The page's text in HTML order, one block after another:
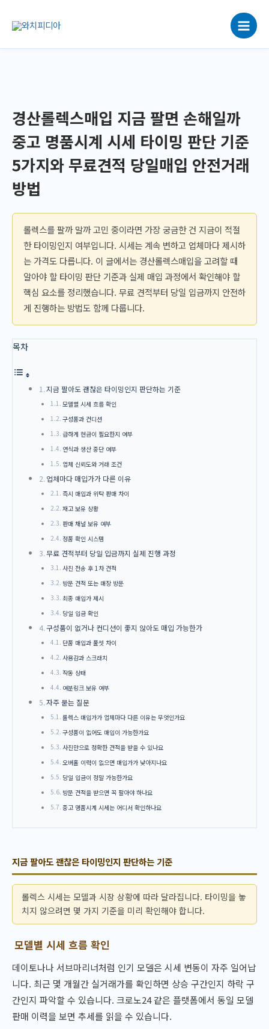
로
경산롤렉스매입 지금 팔면 손해일까
중고 명품시계 시세 타이밍 판단 기준
5가지와 무료견적 당일매입 안전거래
방법
롤렉스를 팔까 말까 고민 중이라면 가장 궁금한 건 지금이 적절
한 타이밍인지 여부입니다. 시세는 계속 변하고 업체마다 제시하
는 가격도 다릅니다. 이 글에서는 경산롤렉스매입을 고려할 때
알아야 할 타이밍 판단 기준과 실제 매입 과정에서 확인해야 할
핵심 요소를 정리했습니다. 무료 견적부터 당일 입금까지 안전하
게 진행하는 방법도 함께 다룹니다.
목차
지금 팔아도 괜찮은 타이밍인지 판단하는 기준
모델별 시세 흐름 확인
구성품과 컨디션
급하게 현금이 필요한지 여부
연식과 생산 중단 여부
업체 신뢰도와 거래 조건
업체마다 매입가가 다른 이유
즉시 매입과 위탁 판매 차이
재고 보유 상황
판매 채널 보유 여부
정품 확인 시스템
무료 견적부터 당일 입금까지 실제 진행 과정
사진 전송 후 1차 견적
방문 견적 또는 매장 방문
최종 매입가 제시
당일 입금 확인
구성품이 없거나 컨디션이 좋지 않아도 매입 가능한가
단품 매입과 풀셋 차이
사용감과 스크래치
작동 상태
여분링크 보유 여부
자주 묻는 질문
롤렉스 매입가가 업체마다 다른 이유는 무엇인가요
구성품이 없어도 매입이 가능한가요
사진만으로 정확한 견적을 받을 수 있나요
오버홀 이력이 없으면 매입가가 낮아지나요
당일 입금이 정말 가능한가요
방문 견적을 받으면 꼭 팔아야 하나요
중고 명품시계 시세는 어디서 확인하나요
지금 팔아도 괜찮은 타이밍인지 판단하는 기준
롤렉스 시세는 모델과 시장 상황에 따라 달라집니다. 타이밍을 놓
치지 않으려면 몇 가지 기준을 미리 확인해야 합니다.
모델별 시세 흐름 확인
데이토나나 서브마리너처럼 인기 모델은 시세 변동이 자주 일어납
니다. 최근 몇 개월간 실거래가를 확인하면 상승 구간인지 하락 구
간인지 파악할 수 있습니다. 크로노24 같은 플랫폼에서 동일 모델
판매 이력을 보면 추세를 읽을 수 있습니다.